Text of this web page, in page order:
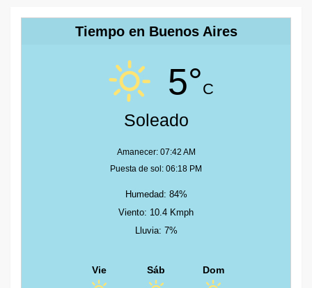
Tiempo en Buenos Aires
5°C
Soleado
Amanecer: 07:42 AM
Puesta de sol: 06:18 PM
Humedad: 84%
Viento: 10.4 Kmph
Lluvia: 7%
Vie Sáb Dom